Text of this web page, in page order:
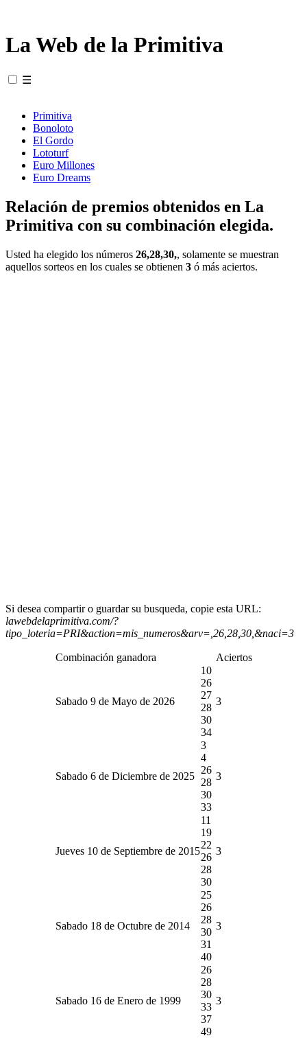
La Web de la Primitiva
☰
Primitiva
Bonoloto
El Gordo
Lototurf
Euro Millones
Euro Dreams
Relación de premios obtenidos en La
Primitiva con su combinación elegida.
Usted ha elegido los números 26,28,30,, solamente se muestran
aquellos sorteos en los cuales se obtienen 3 ó más aciertos.
Si desea compartir o guardar su busqueda, copie esta URL:
lawebdelaprimitiva.com/?
tipo_loteria=PRI&action=mis_numeros&arv=,26,28,30,&naci=3
Combinación ganadora Aciertos
Sabado 9 de Mayo de 2026
10
26
27
28
30
34
3
Sabado 6 de Diciembre de 2025
3
4
26
28
30
33
3
Jueves 10 de Septiembre de 2015
11
19
22
26
28
30
3
Sabado 18 de Octubre de 2014
25
26
28
30
31
40
3
Sabado 16 de Enero de 1999
26
28
30
33
37
49
3